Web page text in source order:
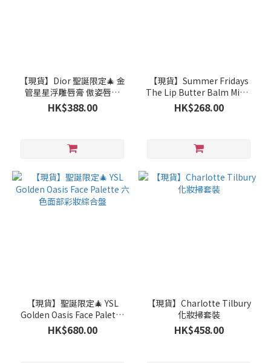
【現貨】Dior 聖誕限定🎄 金
管星星浮雕唇膏 傲姿唇膏
629 Velvet
HK$388.00
【現貨】Summer Fridays
The Lip Butter Balm Minis
Set
HK$268.00
【現貨】聖誕限定🎄 YSL
Golden Oasis Face Palette
六色面部彩妝綜合盤
HK$680.00
【現貨】Charlotte Tilbury
化妝掃套裝
HK$458.00